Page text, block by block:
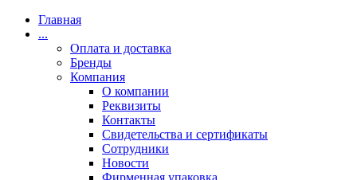
Главная
...
Оплата и доставка
Бренды
Компания
О компании
Реквизиты
Контакты
Свидетельства и сертификаты
Сотрудники
Новости
Фирменная упаковка